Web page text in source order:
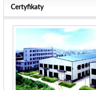
Certyfikaty